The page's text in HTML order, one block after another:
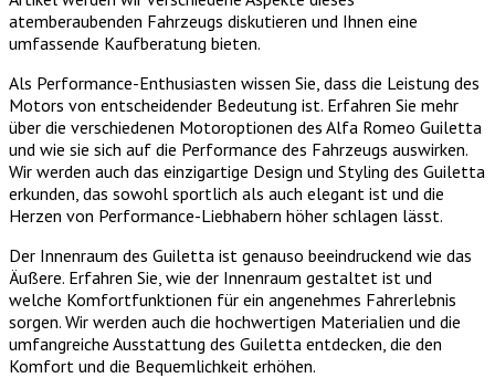
atemberaubenden Fahrzeugs diskutieren und Ihnen eine
umfassende Kaufberatung bieten.
Als Performance-Enthusiasten wissen Sie, dass die Leistung des
Motors von entscheidender Bedeutung ist. Erfahren Sie mehr
über die verschiedenen Motoroptionen des Alfa Romeo Guiletta
und wie sie sich auf die Performance des Fahrzeugs auswirken.
Wir werden auch das einzigartige Design und Styling des Guiletta
erkunden, das sowohl sportlich als auch elegant ist und die
Herzen von Performance-Liebhabern höher schlagen lässt.
Der Innenraum des Guiletta ist genauso beeindruckend wie das
Äußere. Erfahren Sie, wie der Innenraum gestaltet ist und
welche Komfortfunktionen für ein angenehmes Fahrerlebnis
sorgen. Wir werden auch die hochwertigen Materialien und die
umfangreiche Ausstattung des Guiletta entdecken, die den
Komfort und die Bequemlichkeit erhöhen.